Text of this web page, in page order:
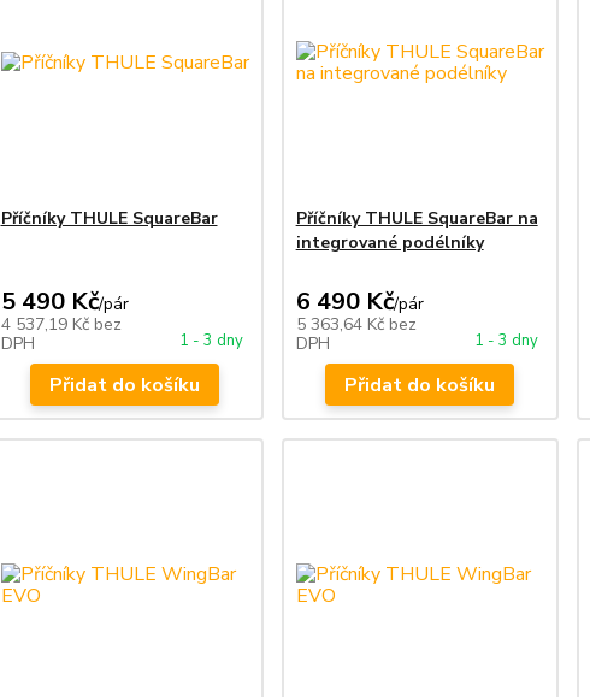
Příčníky THULE SquareBar
5 490 Kč/pár
4 537,19 Kč bez
DPH
1 - 3 dny
Přidat do košíku
Příčníky THULE SquareBar na
integrované podélníky
6 490 Kč/pár
5 363,64 Kč bez
DPH
1 - 3 dny
Přidat do košíku